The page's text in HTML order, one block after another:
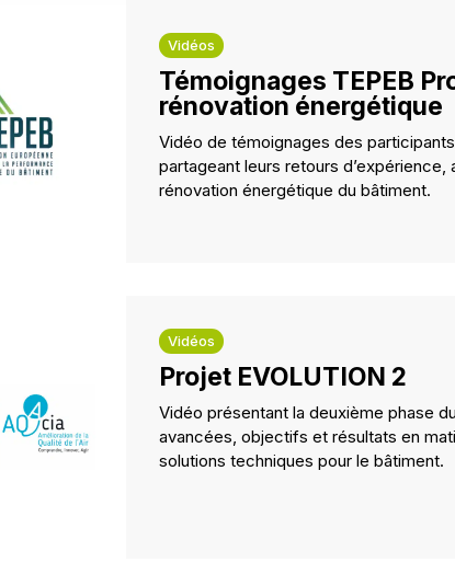
Vidéos
Témoignages TEPEB
rénovation énergétique
Vidéo de témoignages des
partageant leurs retours
rénovation énergétique du bâtiment.
Vidéos
Projet EVOLUTION 2
Vidéo présentant la deuxième phase
avancées, objectifs et résultats en
solutions techniques pour le bâtiment.